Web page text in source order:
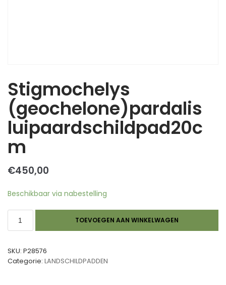
Stigmochelys
(geochelone)pardalis
luipaardschildpad20c
m
€450,00
Beschikbaar via nabestelling
TOEVOEGEN AAN WINKELWAGEN
SKU: P28576
Categorie: LANDSCHILDPADDEN